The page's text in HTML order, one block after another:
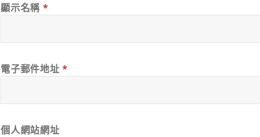
顯示名稱 *
電子郵件地址 *
個人網站網址